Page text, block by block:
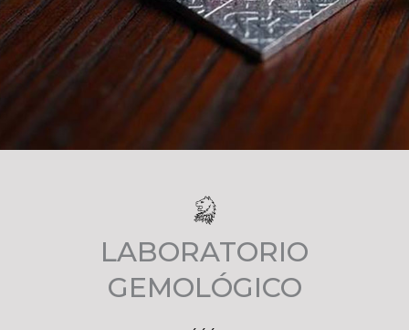
LABORATORIO
GEMOLÓGICO